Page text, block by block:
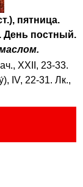
пятница.
День постный.
XXII, 23-33.
IV, 22-31. Лк.,